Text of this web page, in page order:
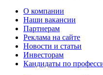
О компании
Наши вакансии
Партнерам
Реклама на сайте
Новости и статьи
Инвесторам
Кандидаты по